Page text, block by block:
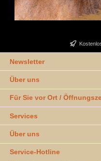
Newsletter
Über uns
Für Sie vor Ort /
Services
Über uns
Service-Hotline